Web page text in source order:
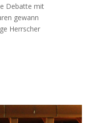
Debatte mit
gewann
Herrscher